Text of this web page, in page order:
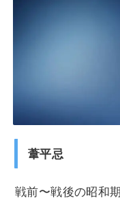
葦平忌
戦前〜戦後の昭和